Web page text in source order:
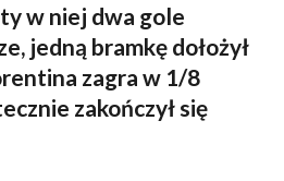
w niej dwa gole
jedną bramkę dołożył
zagra w 1/8
zakończył się